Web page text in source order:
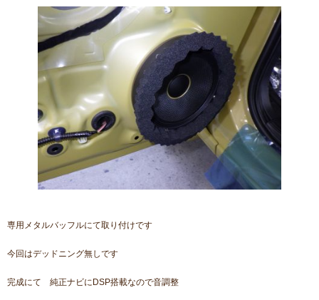
専用メタルバッフルにて取り付けです
今回はデッドニング無しです
完成にて 純正ナビにDSP搭載なので音調整